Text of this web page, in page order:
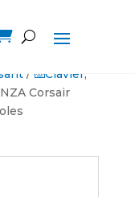
/ ⌨️Clavier,
Corsair